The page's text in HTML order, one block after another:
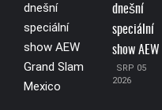
dnešní
speciální
show AEW
SRP 05
2026